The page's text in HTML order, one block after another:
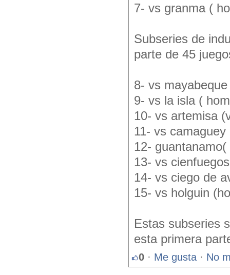
7- vs granma (
Subseries de
parte de 45
8- vs
9- vs la isla (
10- vs artemisa
11- vs
12-
13- vs
14- vs ciego de
15- vs holguin
Estas subseries
esta primera
0 · Me gusta · No